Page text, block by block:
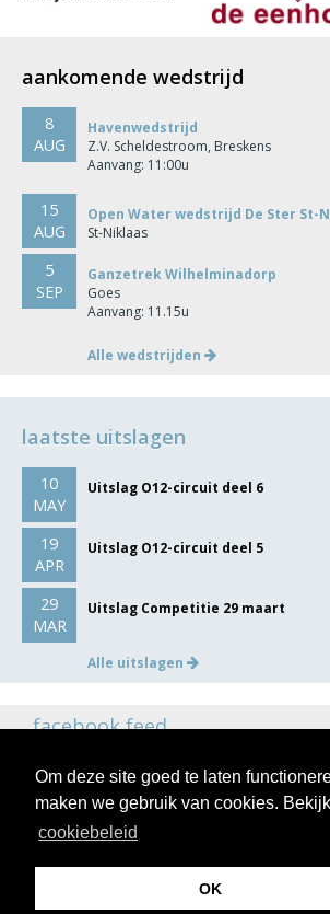
Om deze site goed te laten
maken we gebruik van cookies.
cookiebeleid
OK
aankomende wedstrijd
8
AUG
Havenwedstrijd
Z.V. Scheldestroom, Breskens
Aanvang: 11:00u
15
AUG
Open Water wedstrijd De Ster St-
St-Niklaas
5
SEP
Ganzetrek Wilhelminadorp
Goes
Aanvang: 11.15u
Alle wedstrijden
laatste uitslagen
10
MAY
Uitslag O12-circuit deel 6
19
APR
Uitslag O12-circuit deel 5
29
MAR
Uitslag Competitie 29 maart
Alle uitslagen
facebook feed
volg ons op